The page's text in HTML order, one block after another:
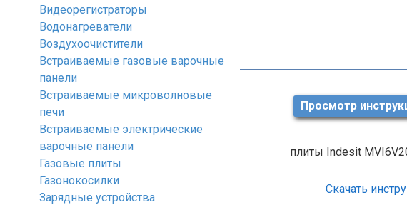
Просмотр
плиты Indesit
Скачать
Видеорегистраторы
Водонагреватели
Воздухоочистители
Встраиваемые газовые варочные
панели
Встраиваемые микроволновые
печи
Встраиваемые электрические
варочные панели
Газовые плиты
Газонокосилки
Зарядные устройства